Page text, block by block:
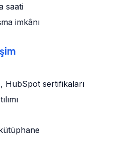
saati
imkânı
HubSpot sertifikaları